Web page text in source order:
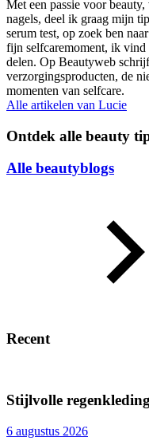
Met een passie voor
nagels, deel ik graag mijn
serum test, op zoek ben
fijn selfcaremoment, ik
delen. Op Beautyweb
verzorgingsproducten, de
momenten van selfcare.
Alle artikelen van Lucie
Ontdek alle beauty
Alle beautyblogs
Recent
Stijlvolle
6 augustus 2026